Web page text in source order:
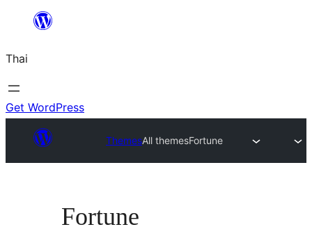
ยัง
เนื้อหา
Thai
Get WordPress
ThemesAll themesFortune
Fortune